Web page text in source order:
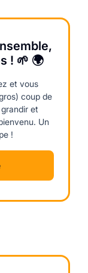
! 🌱 🌍
et vous
coup de
et
Un
!